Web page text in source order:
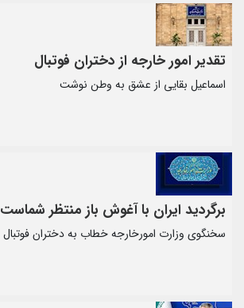
تقدیر امور خارجه از دختران فوتبال
اسماعیل بقایی از عشق به وطن نوشت
برگردید ایران با آغوش باز منتظر شماست
سخنگوی وزارت امورخارجه خطاب به دختران فوتبال